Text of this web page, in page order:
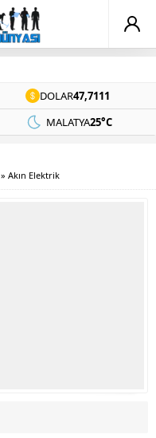
DOLAR47,7111
MALATYA25°C
» Akın Elektrik